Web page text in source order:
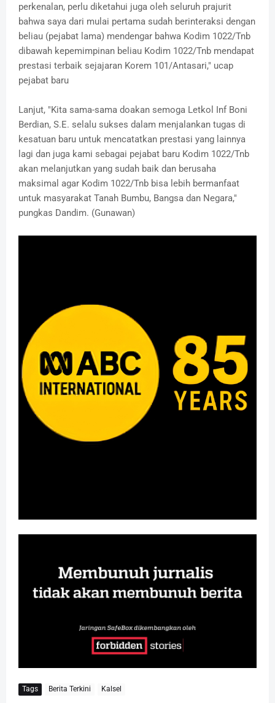
perkenalan, perlu diketahui juga oleh seluruh prajurit
bahwa saya dari mulai pertama sudah berinteraksi dengan
beliau (pejabat lama) mendengar bahwa Kodim 1022/Tnb
dibawah kepemimpinan beliau Kodim 1022/Tnb mendapat
prestasi terbaik sejajaran Korem 101/Antasari," ucap
pejabat baru
Lanjut, "Kita sama-sama doakan semoga Letkol Inf Boni
Berdian, S.E. selalu sukses dalam menjalankan tugas di
kesatuan baru untuk mencatatkan prestasi yang lainnya
lagi dan juga kami sebagai pejabat baru Kodim 1022/Tnb
akan melanjutkan yang sudah baik dan berusaha
maksimal agar Kodim 1022/Tnb bisa lebih bermanfaat
untuk masyarakat Tanah Bumbu, Bangsa dan Negara,"
pungkas Dandim. (Gunawan)
Tags Berita Terkini Kalsel